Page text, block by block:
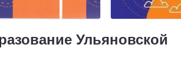
Ульяновской